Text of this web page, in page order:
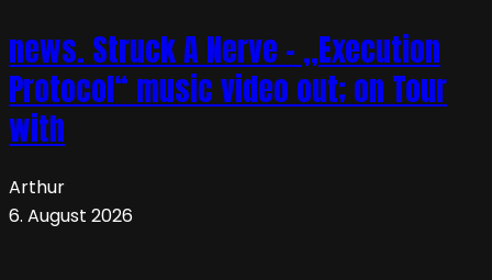
news. Struck A Nerve – „Execution
Protocol“ music video out; on Tour
with
Arthur
6. August 2026